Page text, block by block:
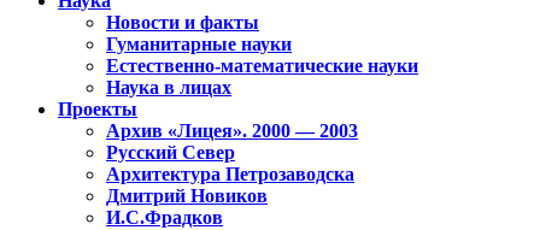
Новости и факты
Гуманитарные науки
Естественно-математические науки
Наука в лицах
Проекты
Архив «Лицея». 2000 — 2003
Русский Север
Архитектура Петрозаводска
Дмитрий Новиков
И.С.Фрадков